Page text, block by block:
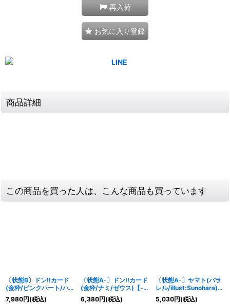
再入荷
お気に入り登録
商品詳細
この商品を買った人は、こんな商品も買っています
〔状態B〕ドン!!カード
(金枠/ピンクハート/ハ
ンコック)【-】{-}
7,980円(税込)
〔状態A-〕ドン!!カード
(金枠/ナミ/ゼウス)【-】
{-}
6,380円(税込)
〔状態A-〕ヤマト(パラ
レル/illust:Sunohara)
【L/P】{OP06-022}
5,030円(税込)